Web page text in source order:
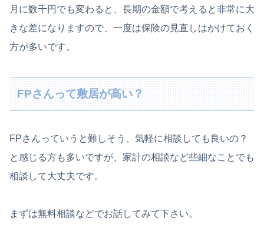
月に数千円でも変わると、長期の金額で考えると非常に大
きな差になりますので、一度は保険の見直しはかけておく
方が多いです。
FPさんって敷居が高い？
FPさんっていうと難しそう、気軽に相談しても良いの？
と感じる方も多いですが、家計の相談など些細なことでも
相談して大丈夫です。
まずは無料相談などでお話してみて下さい。